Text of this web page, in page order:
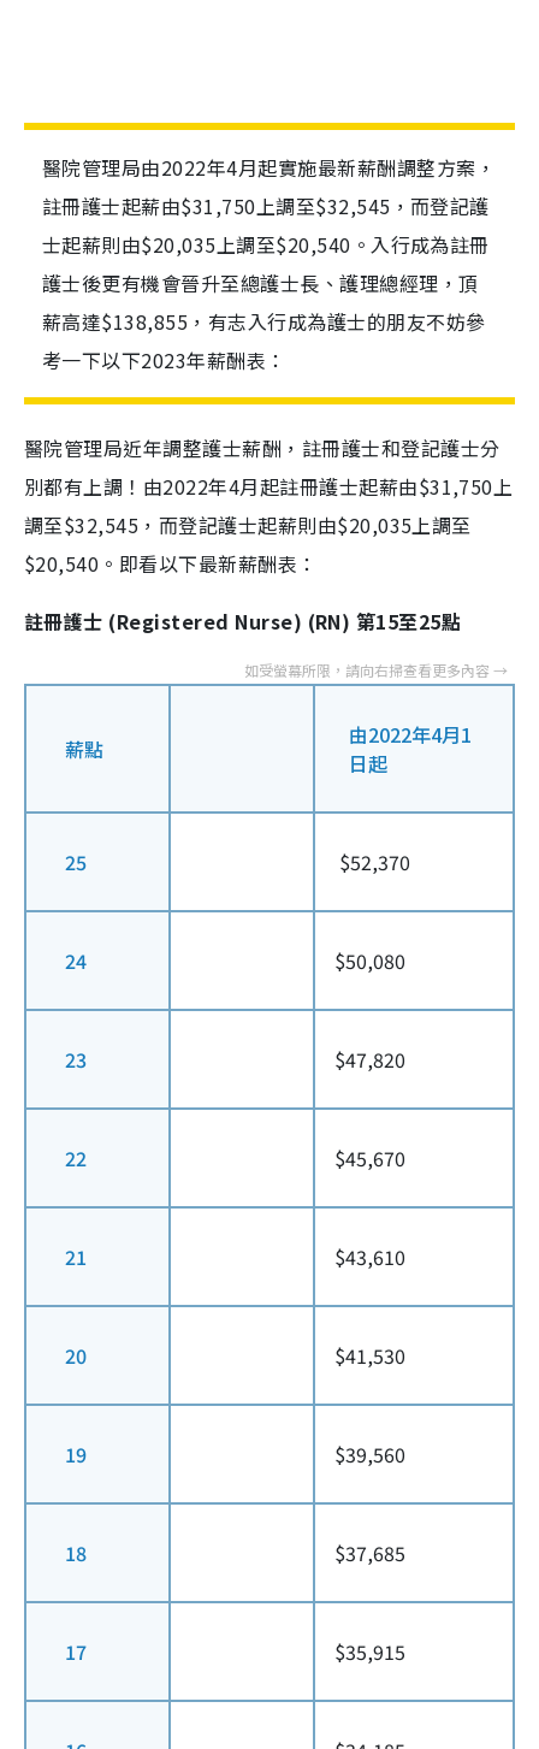
醫院管理局由2022年4月起實施最新薪酬調整方案，
註冊護士起薪由$31,750上調至$32,545，而登記護
士起薪則由$20,035上調至$20,540。入行成為註冊
護士後更有機會晉升至總護士長、護理總經理，頂
薪高達$138,855，有志入行成為護士的朋友不妨參
考一下以下2023年薪酬表：
醫院管理局近年調整護士薪酬，註冊護士和登記護士分
別都有上調！由2022年4月起註冊護士起薪由$31,750上
調至$32,545，而登記護士起薪則由$20,035上調至
$20,540。即看以下最新薪酬表：
註冊護士 (Registered Nurse) (RN) 第15至25點
薪點
由2022年4月1
日起
25 $52,370
24 $50,080
23 $47,820
22 $45,670
21 $43,610
20 $41,530
19 $39,560
18 $37,685
17 $35,915